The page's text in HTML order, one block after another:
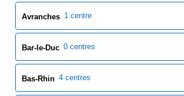
Beauvais 1 centre
Berck 1 centre
Besançon 1 centre